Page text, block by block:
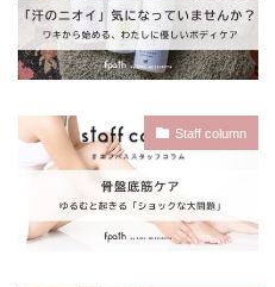
Staff column